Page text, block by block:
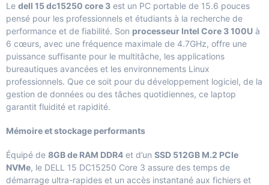
Le dell 15 dc15250 core 3 est un PC portable de 15.6 pouces
pensé pour les professionnels et étudiants à la recherche de
performance et de fiabilité. Son processeur Intel Core 3 100U à
6 cœurs, avec une fréquence maximale de 4.7GHz, offre une
puissance suffisante pour le multitâche, les applications
bureautiques avancées et les environnements Linux
professionnels. Que ce soit pour du développement logiciel, de la
gestion de données ou des tâches quotidiennes, ce laptop
garantit fluidité et rapidité.
Mémoire et stockage performants
Équipé de 8GB de RAM DDR4 et d’un SSD 512GB M.2 PCIe
NVMe, le DELL 15 DC15250 Core 3 assure des temps de
démarrage ultra-rapides et un accès instantané aux fichiers et